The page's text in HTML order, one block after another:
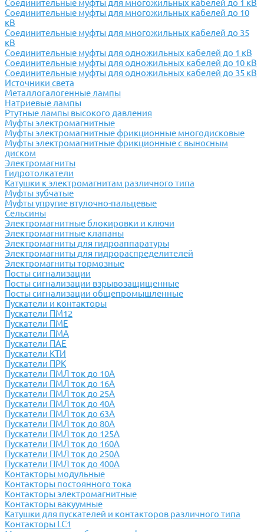
Соединительные муфты для многожильных кабелей до 1 кВ
Соединительные муфты для многожильных кабелей до 10
кВ
Соединительные муфты для многожильных кабелей до 35
кВ
Соединительные муфты для одножильных кабелей до 1 кВ
Соединительные муфты для одножильных кабелей до 10 кВ
Соединительные муфты для одножильных кабелей до 35 кВ
Источники света
Металлогалогенные лампы
Натриевые лампы
Ртутные лампы высокого давления
Муфты электромагнитные
Муфты электромагнитные фрикционные многодисковые
Муфты электромагнитные фрикционные с выносным
диском
Электромагниты
Гидротолкатели
Катушки к электромагнитам различного типа
Муфты зубчатые
Муфты упругие втулочно-пальцевые
Сельсины
Электромагнитные блокировки и ключи
Электромагнитные клапаны
Электромагниты для гидроаппаратуры
Электромагниты для гидрораспределителей
Электромагниты тормозные
Посты сигнализации
Посты сигнализации взрывозащищенные
Посты сигнализации общепромышленные
Пускатели и контакторы
Пускатели ПМ12
Пускатели ПМЕ
Пускатели ПМА
Пускатели ПАЕ
Пускатели КТИ
Пускатели ПРК
Пускатели ПМЛ ток до 10А
Пускатели ПМЛ ток до 16А
Пускатели ПМЛ ток до 25А
Пускатели ПМЛ ток до 40А
Пускатели ПМЛ ток до 63А
Пускатели ПМЛ ток до 80А
Пускатели ПМЛ ток до 125А
Пускатели ПМЛ ток до 160А
Пускатели ПМЛ ток до 250А
Пускатели ПМЛ ток до 400А
Контакторы модульные
Контакторы постоянного тока
Контакторы электромагнитные
Контакторы вакуумные
Катушки для пускателей и контакторов различного типа
Контакторы LC1